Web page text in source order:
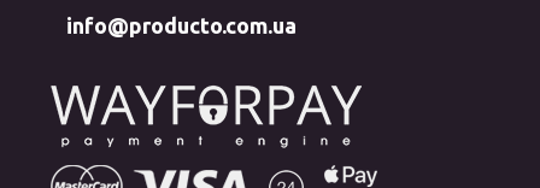
info@producto.com.ua